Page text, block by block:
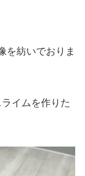
紡いでおりま
イムを作りた